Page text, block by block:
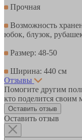
Прочная
Возможность
юбок, блузок,
Размер: 48-50
Ширина: 440 см
Отзывы
Помогите другим
кто поделится своим
Оставить отзыв
Оставить отзыв